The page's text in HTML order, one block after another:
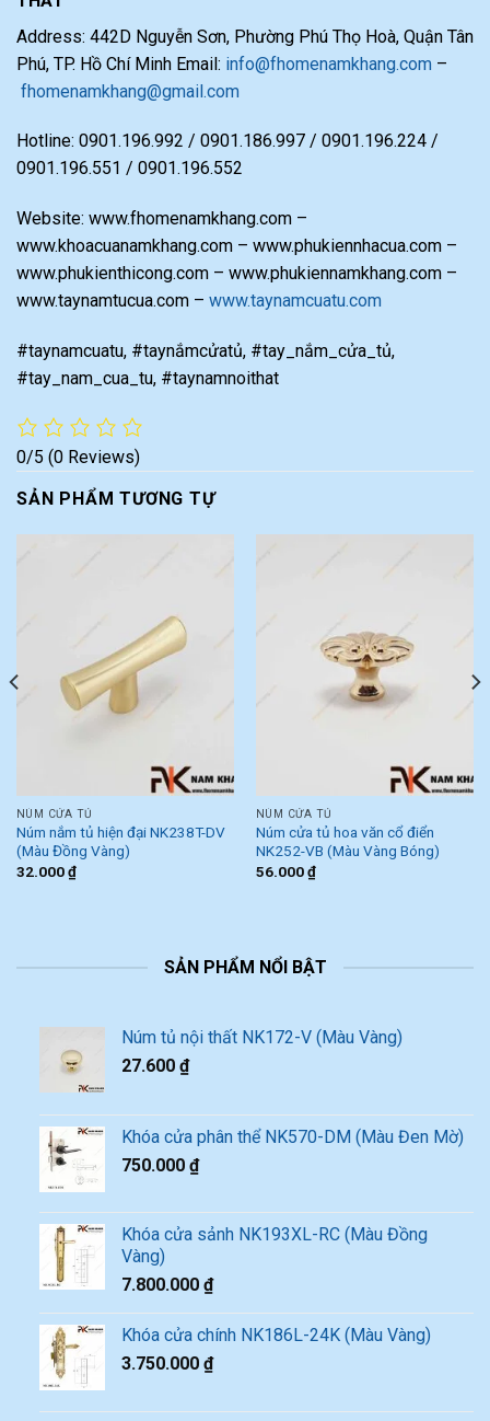
Address: 442D Nguyễn Sơn, Phường Phú Thọ Hoà, Quận Tân
Phú, TP. Hồ Chí Minh Email: info@fhomenamkhang.com –
fhomenamkhang@gmail.com
Hotline: 0901.196.992 / 0901.186.997 / 0901.196.224 /
0901.196.551 / 0901.196.552
Website: www.fhomenamkhang.com –
www.khoacuanamkhang.com – www.phukiennhacua.com –
www.phukienthicong.com – www.phukiennamkhang.com –
www.taynamtucua.com – www.taynamcuatu.com
#taynamcuatu, #taynắmcửatủ, #tay_nắm_cửa_tủ,
#tay_nam_cua_tu, #taynamnoithat
0/5 (0 Reviews)
SẢN PHẨM TƯƠNG TỰ
NÚM CỬA TỦ
Núm nắm tủ hiện đại NK238T-DV
(Màu Đồng Vàng)
32.000₫
NÚM CỬA TỦ
Núm cửa tủ hoa văn cổ điển
NK252-VB (Màu Vàng Bóng)
56.000₫
SẢN PHẨM NỔI BẬT
Núm tủ nội thất NK172-V (Màu Vàng)
27.600 ₫
Khóa cửa phân thể NK570-DM (Màu Đen Mờ)
750.000 ₫
Khóa cửa sảnh NK193XL-RC (Màu Đồng
Vàng)
7.800.000 ₫
Khóa cửa chính NK186L-24K (Màu Vàng)
3.750.000 ₫